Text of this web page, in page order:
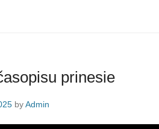
prinesie
byAdmin